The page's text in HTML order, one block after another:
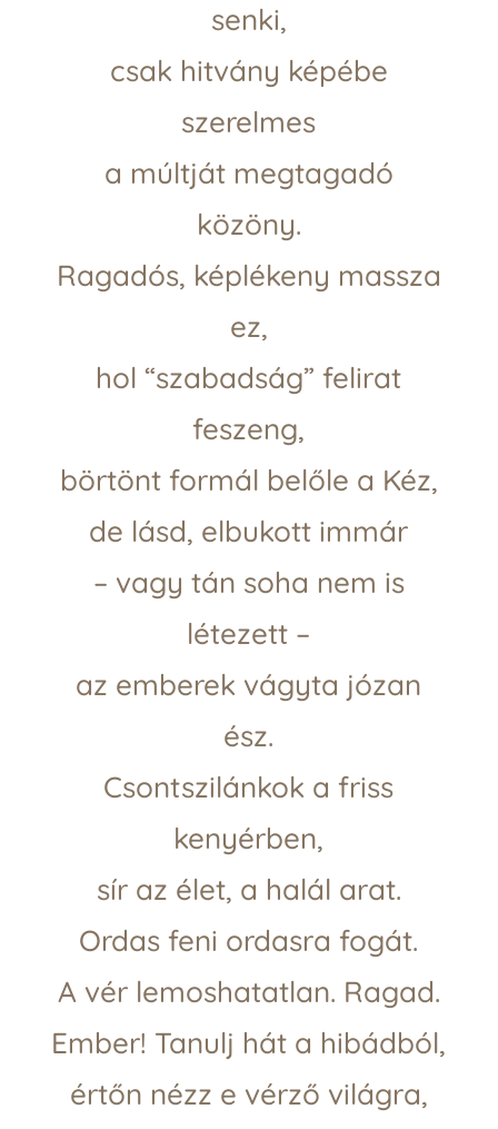
senki,
csak hitvány képébe
szerelmes
a múltját megtagadó
közöny.
Ragadós, képlékeny massza
ez,
hol “szabadság” felirat
feszeng,
börtönt formál belőle a Kéz,
de lásd, elbukott immár
– vagy tán soha nem is
létezett –
az emberek vágyta józan
ész.
Csontszilánkok a friss
kenyérben,
sír az élet, a halál arat.
Ordas feni ordasra fogát.
A vér lemoshatatlan. Ragad.
Ember! Tanulj hát a hibádból,
értőn nézz e vérző világra,